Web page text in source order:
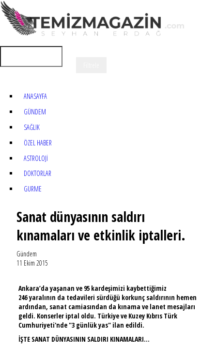
ANASAYFA
GÜNDEM
SAĞLIK
ÖZEL HABER
ASTROLOJİ
DOKTORLAR
GURME
Sanat dünyasının saldırı
kınamaları ve etkinlik iptalleri.
Gündem
11 Ekim 2015
Ankara’da yaşanan ve 95 kardeşimizi kaybettiğimiz
246 yaralının da tedavileri sürdüğü korkunç saldırının hemen
ardından, sanat camiasından da kınama ve lanet mesajları
geldi. Konserler iptal oldu. Türkiye ve Kuzey Kıbrıs Türk
Cumhuriyeti'nde "3 günlük yas" ilan edildi.
İŞTE SANAT DÜNYASININ SALDIRI KINAMALARI...